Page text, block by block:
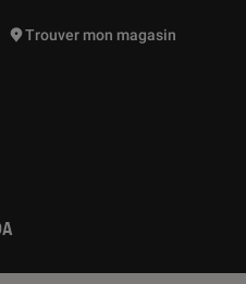
vous être proposées
Trouver mon magasin